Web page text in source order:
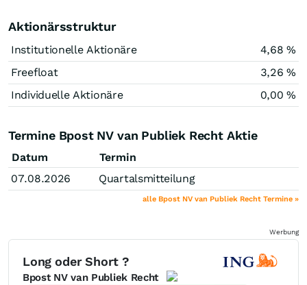
Aktionärsstruktur
Institutionelle Aktionäre
4,68 %
Freefloat
3,26 %
Individuelle Aktionäre
0,00 %
Termine Bpost NV van Publiek Recht Aktie
Datum
Termin
07.08.2026
Quartalsmitteilung
alle Bpost NV van Publiek Recht Termine »
Werbung
Long oder Short ?
Bpost NV van Publiek Recht